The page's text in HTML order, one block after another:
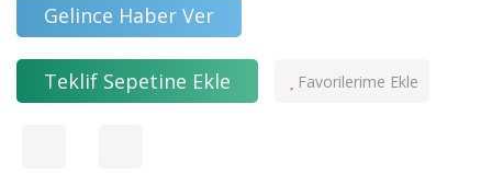
Gelince Haber Ver
Teklif Sepetine Ekle